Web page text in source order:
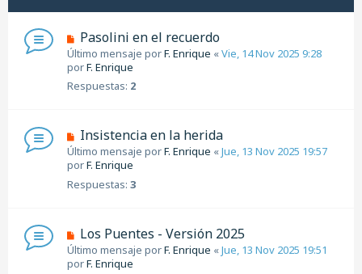
Pasolini en el recuerdo
Último mensaje porF. Enrique «Vie, 14 Nov 2025 9:28
porF. Enrique
Respuestas: 2
Insistencia en la herida
Último mensaje porF. Enrique «Jue, 13 Nov 2025 19:57
porF. Enrique
Respuestas: 3
Los Puentes - Versión 2025
Último mensaje porF. Enrique «Jue, 13 Nov 2025 19:51
porF. Enrique